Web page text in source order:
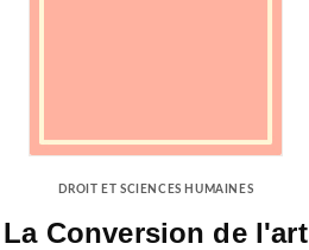
DROIT ET SCIENCES HUMAINES
La Conversion de l'art